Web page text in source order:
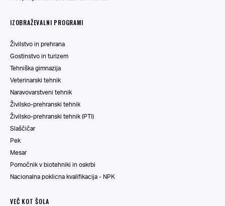
IZOBRAŽEVALNI PROGRAMI
Živilstvo in prehrana
Gostinstvo in turizem
Tehniška gimnazija
Veterinarski tehnik
Naravovarstveni tehnik
Živilsko-prehranski tehnik
Živilsko-prehranski tehnik (PTI)
Slaščičar
Pek
Mesar
Pomočnik v biotehniki in oskrbi
Nacionalna poklicna kvalifikacija - NPK
VEČ KOT ŠOLA